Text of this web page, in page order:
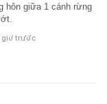
hôn giữa 1 cánh rừng
giờ trước